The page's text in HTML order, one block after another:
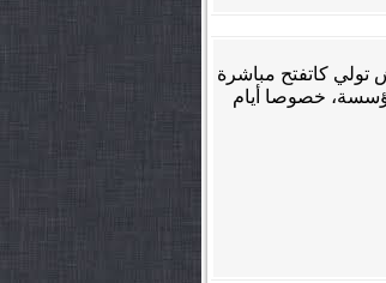
تولي كاتفتح مباشرة
خصوصا أيام